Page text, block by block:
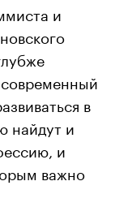
и
современный
в
найдут и
и
важно